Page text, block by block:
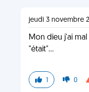
jeudi 3 novembre
Mon dieu j'ai
"était"...
1 0